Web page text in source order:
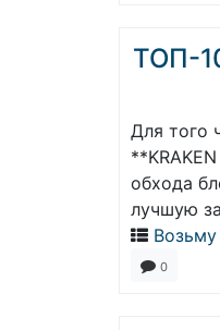
ТОП-
Для того
обхода
лучшую
Возьму
0